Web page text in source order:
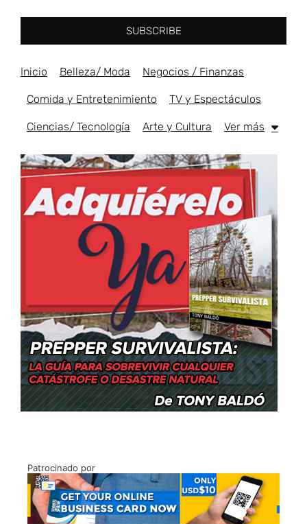
SUBSCRIBE
Inicio Belleza/ Moda Negocios / Finanzas
Comida y Entretenimiento TV y Espectáculos
Ciencias/ Tecnología Arte y Cultura Ver más
Patrocinado por